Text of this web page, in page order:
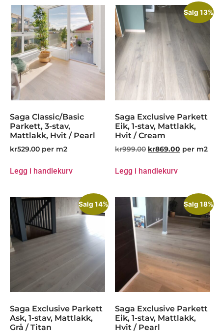
Saga Classic/Basic
Parkett, 3-stav,
Mattlakk, Hvit / Pearl
kr529.00 per m2
Legg i handlekurv
Salg 13%
Saga Exclusive Parkett
Eik, 1-stav, Mattlakk,
Hvit / Cream
kr999.00 kr869.00 per m2
Legg i handlekurv
Salg 14%
Saga Exclusive Parkett
Ask, 1-stav, Mattlakk,
Grå / Titan
Salg 18%
Saga Exclusive Parkett
Eik, 1-stav, Mattlakk,
Hvit / Pearl